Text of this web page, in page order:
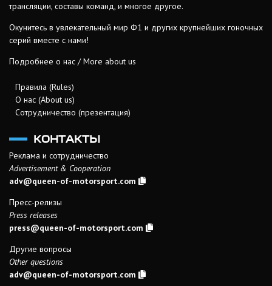
трансляции, составы команд, и многое другое.
Окунитесь в увлекательный мир Ф1 и других крупнейших гоночных
серий вместе с нами!
Подробнее о нас / More about us
Правила (Rules)
О нас (About us)
Сотрудничество (презентация)
КОНТАКТЫ
Реклама и сотрудничество
Advertisement & Cooperation
adv@queen-of-motorsport.com
Пресс-релизы
Press releases
press@queen-of-motorsport.com
Другие вопросы
Other questions
adv@queen-of-motorsport.com